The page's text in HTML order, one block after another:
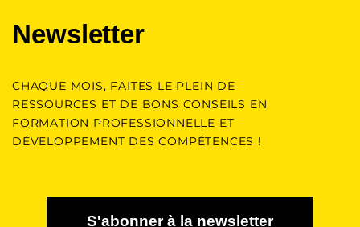
Newsletter
CHAQUE MOIS, FAITES LE PLEIN DE
RESSOURCES ET DE BONS CONSEILS EN
FORMATION PROFESSIONNELLE ET
DÉVELOPPEMENT DES COMPÉTENCES !
S'abonner à la newsletter